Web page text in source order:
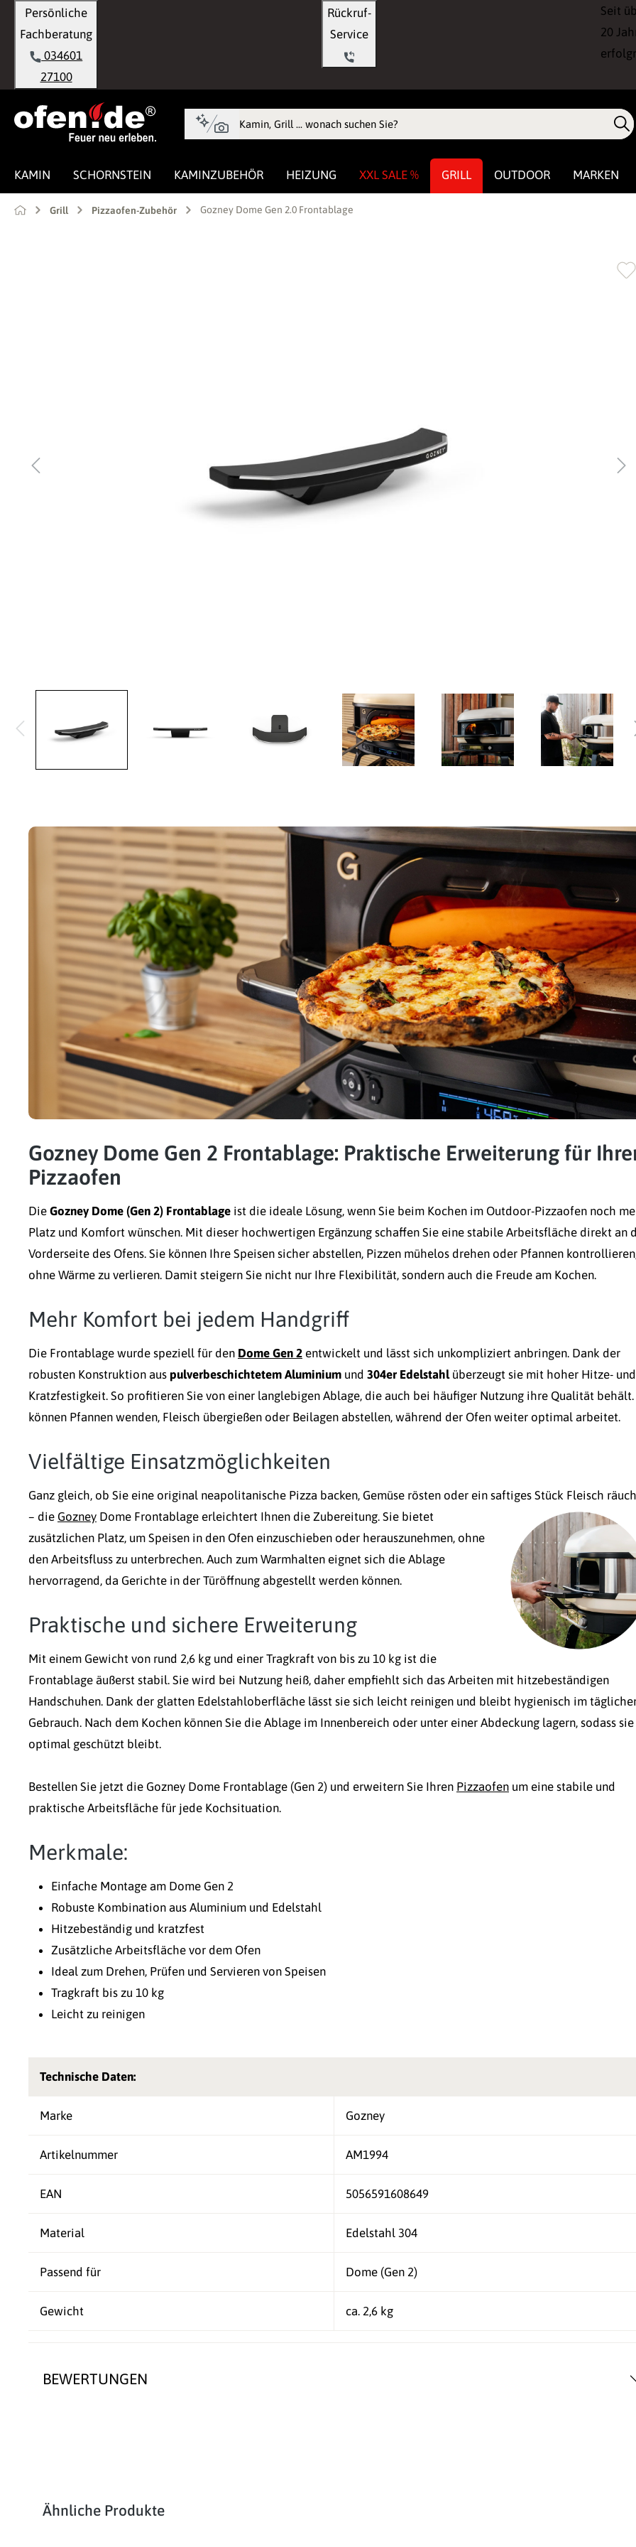
Zur Hauptnavigation springen
Persönliche
Fachberatung
034601
27100
Rückruf-
Seit
20
KAMIN SCHORNSTEIN KAMINZUBEHÖR HEIZUNG XXL SALE % GRILL OUTDOOR MARKEN
Grill Pizzaofen-Zubehör Gozney Dome Gen 2.0 Frontablage
Gozney Dome Gen 2 Frontablage: Praktische Erweiterung für
Pizzaofen
Die Gozney Dome (Gen 2) Frontablage ist die ideale Lösung, wenn Sie beim Kochen im Outdoor-Pizzaofen noch
Platz und Komfort wünschen. Mit dieser hochwertigen Ergänzung schaffen Sie eine stabile Arbeitsfläche direkt an
Vorderseite des Ofens. Sie können Ihre Speisen sicher abstellen, Pizzen mühelos drehen oder Pfannen
ohne Wärme zu verlieren. Damit steigern Sie nicht nur Ihre Flexibilität, sondern auch die Freude am Kochen.
Mehr Komfort bei jedem Handgriff
Die Frontablage wurde speziell für den Dome Gen 2 entwickelt und lässt sich unkompliziert anbringen. Dank der
robusten Konstruktion aus pulverbeschichtetem Aluminium und 304er Edelstahlüberzeugt sie mit hoher Hitze- und
Kratzfestigkeit. So profitieren Sie von einer langlebigen Ablage, die auch bei häufiger Nutzung ihre Qualität behält.
können Pfannen wenden, Fleisch übergießen oder Beilagen abstellen, während der Ofen weiter optimal arbeitet.
Vielfältige Einsatzmöglichkeiten
Ganz gleich, ob Sie eine original neapolitanische Pizza backen, Gemüse rösten oder ein saftiges Stück Fleisch
– die Gozney Dome Frontablage erleichtert Ihnen die Zubereitung. Sie bietet
zusätzlichen Platz, um Speisen in den Ofen einzuschieben oder herauszunehmen, ohne
den Arbeitsfluss zu unterbrechen. Auch zum Warmhalten eignet sich die Ablage
hervorragend, da Gerichte in der Türöffnung abgestellt werden können.
Praktische und sichere Erweiterung
Mit einem Gewicht von rund 2,6 kg und einer Tragkraft von bis zu 10 kg ist die
Frontablage äußerst stabil. Sie wird bei Nutzung heiß, daher empfiehlt sich das Arbeiten mit hitzebeständigen
Handschuhen. Dank der glatten Edelstahloberfläche lässt sie sich leicht reinigen und bleibt hygienisch im
Gebrauch. Nach dem Kochen können Sie die Ablage im Innenbereich oder unter einer Abdeckung lagern, sodass sie
optimal geschützt bleibt.
Bestellen Sie jetzt die Gozney Dome Frontablage (Gen 2) und erweitern Sie Ihren Pizzaofen um eine stabile und
praktische Arbeitsfläche für jede Kochsituation.
Merkmale:
Einfache Montage am Dome Gen 2
Robuste Kombination aus Aluminium und Edelstahl
Hitzebeständig und kratzfest
Zusätzliche Arbeitsfläche vor dem Ofen
Ideal zum Drehen, Prüfen und Servieren von Speisen
Tragkraft bis zu 10 kg
Leicht zu reinigen
Technische Daten:
Marke Gozney
Artikelnummer AM1994
EAN 5056591608649
Material Edelstahl 304
Passend für Dome (Gen 2)
Gewicht ca. 2,6 kg
BEWERTUNGEN
Produktgalerie überspringen
Ähnliche Produkte